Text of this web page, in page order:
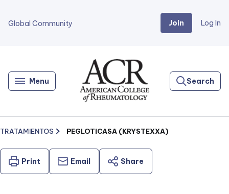
Global Community Join Log In
Menu
Home
Search
TRATAMIENTOS PEGLOTICASA (KRYSTEXXA)
Print Email Share